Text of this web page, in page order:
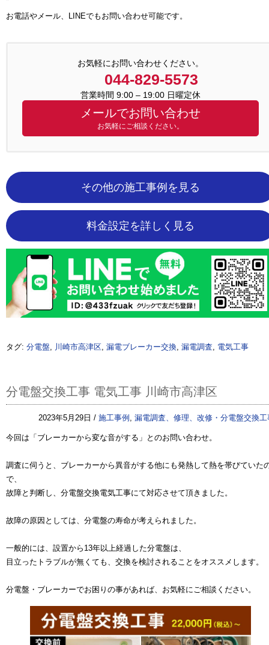
お電話やメール、LINEでもお問い合わせ可能です。
お気軽にお問い合わせください。
044-829-5573
営業時間 9:00 – 19:00 日曜定休
メールでお問い合わせ
お気軽にご相談ください。
その他の施工事例を見る
料金設定を詳しく見る
タグ: 分電盤, 川崎市高津区, 漏電ブレーカー交換, 漏電調査, 電気工事
分電盤交換工事 電気工事 川崎市高津区
2023年5月29日 / 施工事例 , 漏電調査、修理、改修・分電盤交換工
今回は「ブレーカーから変な音がする」とのお問い合わせ。
調査に伺うと、ブレーカーから異音がする他にも発熱して熱を帯びていた
で、
故障と判断し、分電盤交換電気工事にて対応させて頂きました。
故障の原因としては、分電盤の寿命が考えられました。
一般的には、設置から13年以上経過した分電盤は、
目立ったトラブルが無くても、交換を検討されることをオススメします。
分電盤・ブレーカーでお困りの事があれば、お気軽にご相談ください。